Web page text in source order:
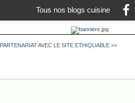
Tous nos blogs cuisine
PARTENARIAT AVEC LE SITE ETHIQUABLE >>